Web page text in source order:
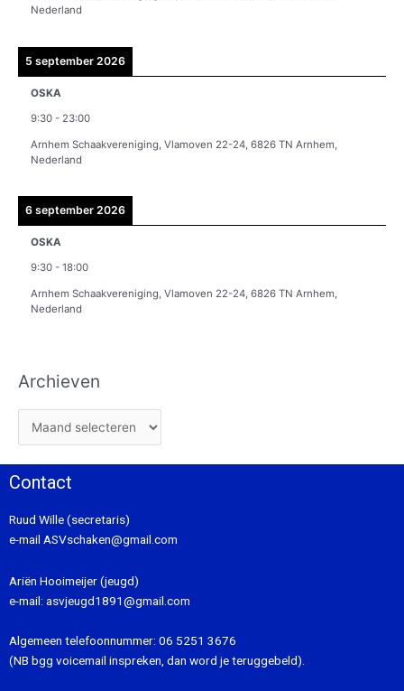
Nederland
5 september 2026
OSKA
9:30 - 23:00
Arnhem Schaakvereniging, Vlamoven 22-24, 6826 TN Arnhem,
Nederland
6 september 2026
OSKA
9:30 - 18:00
Arnhem Schaakvereniging, Vlamoven 22-24, 6826 TN Arnhem,
Nederland
Archieven
Contact
Ruud Wille (secretaris)
e-mail ASVschaken@gmail.com
Ariën Hooimeijer (jeugd)
e-mail: asvjeugd1891@gmail.com
Algemeen telefoonnummer: 06 5251 3676
(NB bgg voicemail inspreken, dan word je teruggebeld).